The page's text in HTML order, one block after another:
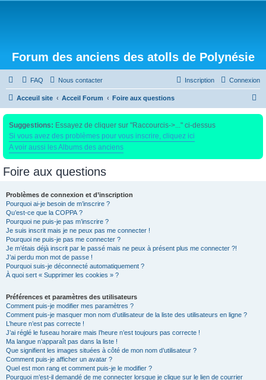
Forum des anciens des atolls de Polynésie
FAQ Nous contacter Connexion
Inscription
Acceuil site Acceil Forum Foire aux questions
e
Suggestions: Essayez de cliquer sur "Raccourcis->..." ci-dessus
Si vous avez des problèmes pour vous inscrire, cliquez ici
A voir aussi les Albums des anciens
Foire aux questions
Problèmes de connexion et d’inscription
Pourquoi ai-je besoin de m’inscrire ?
Qu’est-ce que la COPPA ?
Pourquoi ne puis-je pas m’inscrire ?
Je suis inscrit mais je ne peux pas me connecter !
Pourquoi ne puis-je pas me connecter ?
Je m’étais déjà inscrit par le passé mais ne peux à présent plus me connecter ?!
J’ai perdu mon mot de passe !
Pourquoi suis-je déconnecté automatiquement ?
À quoi sert « Supprimer les cookies » ?
Préférences et paramètres des utilisateurs
Comment puis-je modifier mes paramètres ?
Comment puis-je masquer mon nom d’utilisateur de la liste des utilisateurs en ligne ?
L’heure n’est pas correcte !
J’ai réglé le fuseau horaire mais l’heure n’est toujours pas correcte !
Ma langue n’apparaît pas dans la liste !
Que signifient les images situées à côté de mon nom d’utilisateur ?
Comment puis-je afficher un avatar ?
Quel est mon rang et comment puis-je le modifier ?
Pourquoi m’est-il demandé de me connecter lorsque je clique sur le lien de courrier